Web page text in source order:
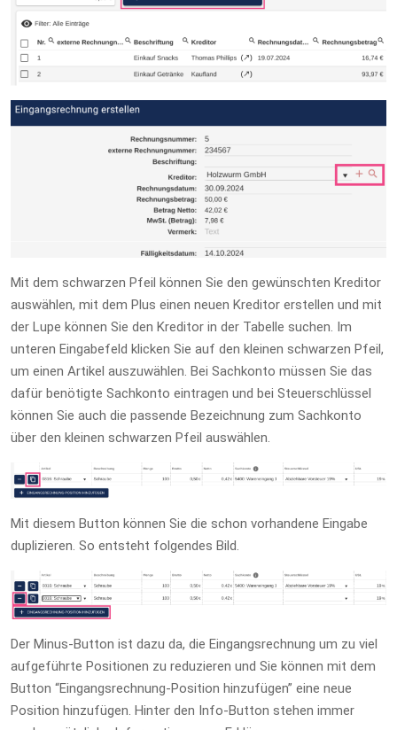
Mit dem schwarzen Pfeil können Sie den gewünschten Kreditor
auswählen, mit dem Plus einen neuen Kreditor erstellen und mit
der Lupe können Sie den Kreditor in der Tabelle suchen. Im
unteren Eingabefeld klicken Sie auf den kleinen schwarzen Pfeil,
um einen Artikel auszuwählen. Bei Sachkonto müssen Sie das
dafür benötigte Sachkonto eintragen und bei Steuerschlüssel
können Sie auch die passende Bezeichnung zum Sachkonto
über den kleinen schwarzen Pfeil auswählen.
Mit diesem Button können Sie die schon vorhandene Eingabe
duplizieren. So entsteht folgendes Bild.
Der Minus-Button ist dazu da, die Eingangsrechnung um zu viel
aufgeführte Positionen zu reduzieren und Sie können mit dem
Button “Eingangsrechnung-Position hinzufügen” eine neue
Position hinzufügen. Hinter den Info-Button stehen immer